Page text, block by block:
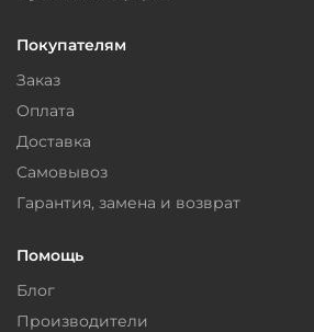
Покупателям
Заказ
Оплата
Доставка
Самовывоз
Гарантия, замена и возврат
Помощь
Блог
Производители